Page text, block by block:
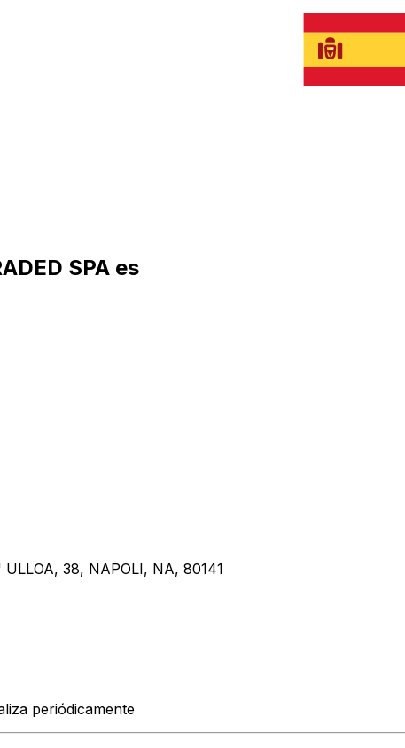
SPA es
ULLOA, 38, NAPOLI, NA, 80141
periódicamente